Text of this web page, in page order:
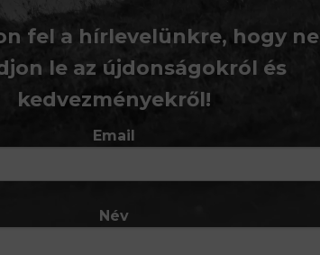
fel a hírlevelünkre, hogy ne
le az újdonságokról és
kedvezményekről!
Email
Név